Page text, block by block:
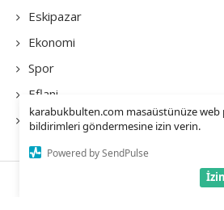
karabukbulten.com masaüstünüze web
bildirimleri göndermesine izin verin.
Powered by SendPulse
Eskipazar
Ekonomi
Spor
Eflani
Editörün Seçtikleri